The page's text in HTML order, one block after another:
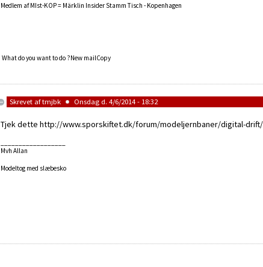
Medlem af MIst-KOP = Märklin Insider Stamm Tisch - Kopenhagen
What do you want to do ?New mailCopy
Skrevet aftmjbk Onsdag d. 4/6/2014 - 18:32
Tjek dette http://www.sporskiftet.dk/forum/modeljernbaner/digital-
Mvh Allan
Modeltog med slæbesko